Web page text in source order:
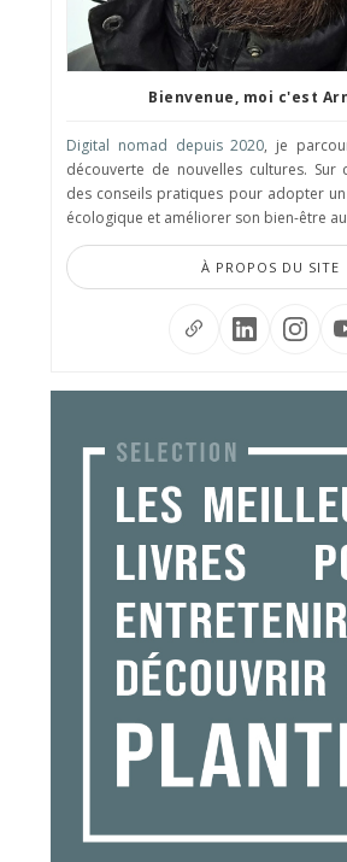
Bienvenue, moi c'est
Digital nomad depuis 2020, je
découverte de nouvelles cultures. Sur
des conseils pratiques pour adopter
écologique et améliorer son bien-être
À PROPOS DU SITE